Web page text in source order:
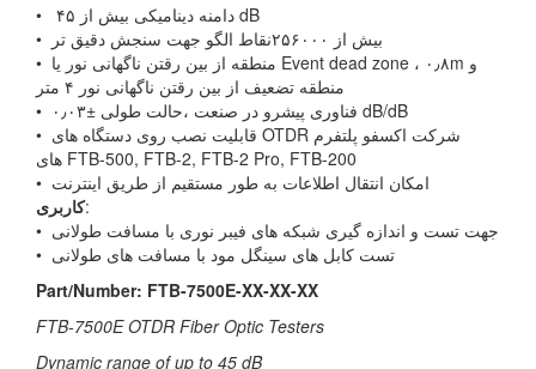
• دامنه دینامیکی بیش از ۴۵ dB
• بیش از ۲۵۶۰۰۰نقاط الگو جهت سنجش دقیق تر
• منطقه از بین رقتن ناگهانی نور یا Event dead zone ، ۰٫۸m و
منطقه تضعیف از بین رقتن ناگهانی نور ۴ متر
• فناوری پیشرو در صنعت ،حالت طولی ±۰٫۰۳ dB/dB
• قابلیت نصب روی دستگاه های OTDR شرکت اکسفو پلتفرم
های FTB-500, FTB-2, FTB-2 Pro, FTB-200
• امکان انتقال اطلاعات به طور مستقیم از طریق اینترنت
کاربری:
• جهت تست و اندازه گیری شبکه های فیبر نوری با مسافت طولانی
• تست کابل های سینگل مود با مسافت های طولانی
Part/Number: FTB-7500E-XX-XX-XX
FTB-7500E OTDR Fiber Optic Testers
Dynamic range of up to 45 dB